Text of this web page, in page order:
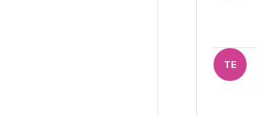
TE